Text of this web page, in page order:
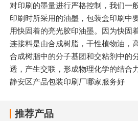
对印刷的墨量进行严格控制，我们一
印刷时所采用的油墨，包装盒印刷中
用快固着的亮光胶印油墨。因为快固
连接料是由合成树脂，干性植物油，
合成树脂中的分子基团和交粘剂中的
透，产生交联，形成物理化学的结合
静安区产品包装印刷厂哪家服务好
推荐产品